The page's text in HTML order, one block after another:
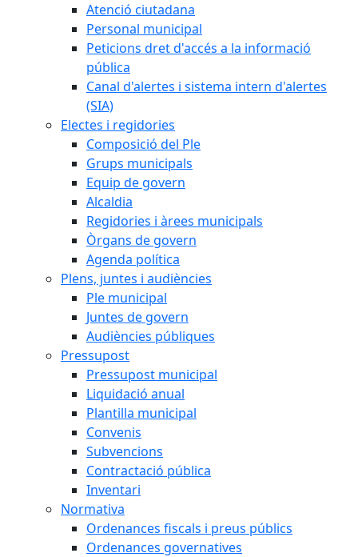
Atenció ciutadana
Personal municipal
Peticions dret d'accés a la informació
pública
Canal d'alertes i sistema intern d'alertes
(SIA)
Electes i regidories
Composició del Ple
Grups municipals
Equip de govern
Alcaldia
Regidories i àrees municipals
Òrgans de govern
Agenda política
Plens, juntes i audiències
Ple municipal
Juntes de govern
Audiències públiques
Pressupost
Pressupost municipal
Liquidació anual
Plantilla municipal
Convenis
Subvencions
Contractació pública
Inventari
Normativa
Ordenances fiscals i preus públics
Ordenances governatives